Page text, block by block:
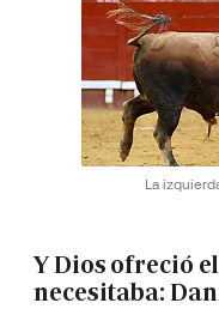
La
Y Dios ofreció
necesitaba: